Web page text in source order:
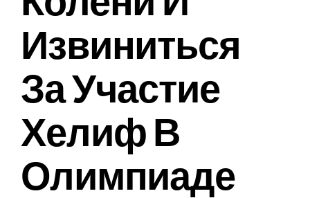
Извиниться
За Участие
Хелиф В
Олимпиаде